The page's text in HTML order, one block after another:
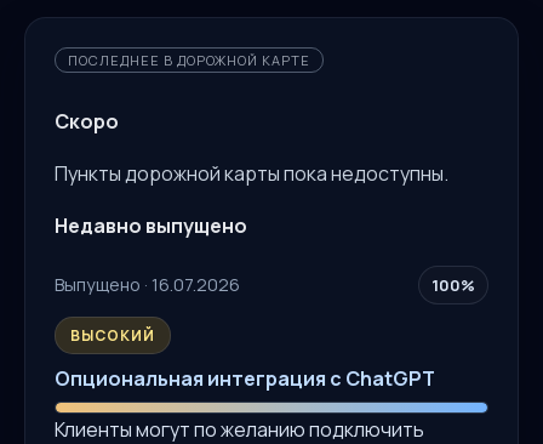
ПОСЛЕДНЕЕ В ДОРОЖНОЙ КАРТЕ
Скоро
Пункты дорожной карты пока недоступны.
Недавно выпущено
Выпущено · 16.07.2026 100%
ВЫСОКИЙ
Опциональная интеграция с ChatGPT
Клиенты могут по желанию подключить